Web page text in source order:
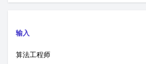
输入
算法工程师